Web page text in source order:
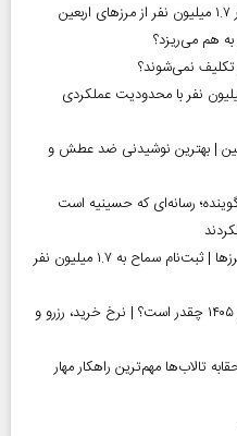
هم می‌ریزد؟
تکلیف نمی‌شوند؟
معلولیت در ایران | بیش از ۱۰.۵ میلیون نفر با محدودیت عملکردی
| بهترین نوشیدنی ضد عطش و
گوینده؛ رسانه‌ای که حسینیه است
آغاز رسمی برنامه‌های اربعین ۱۴۰۵ در مرز‌ها | ثبت‌نام سماح به ۱.۷ میلیون نفر
قیمت قبر در بهشت زهرا (س) در سال ۱۴۰۵ چقدر است؟ | نرخ خرید، رزرو و
تالاب‌ها مهم‌ترین راهکار مهار